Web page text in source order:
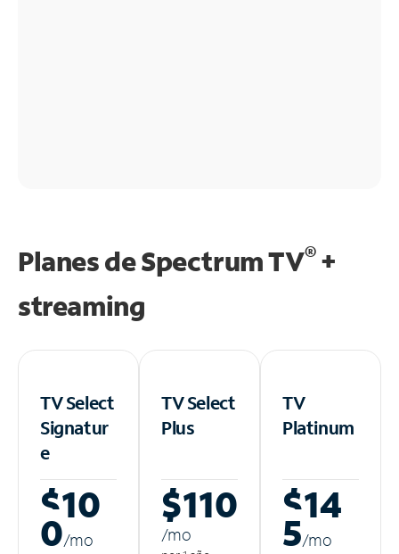
Planes de Spectrum TV®+
streaming
TV Select
Signatur
e
$10
0/mo
TV Select
Plus
$110
/mo
TV
Platinum
$14
5/mo